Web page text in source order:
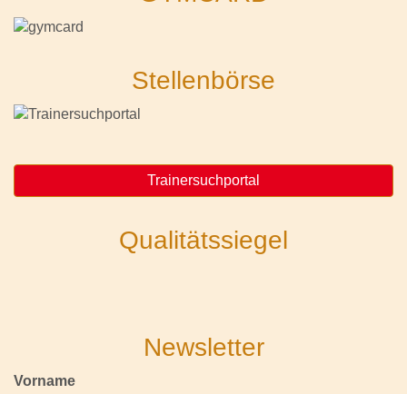
Stellenbörse
Trainersuchportal
Qualitätssiegel
Newsletter
Vorname